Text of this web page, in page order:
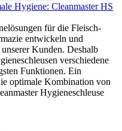
für die Fleisch-
entwickeln und
Kunden. Deshalb
verschiedene
Funktionen. Ein
optimale Kombination von
Hygieneschleuse